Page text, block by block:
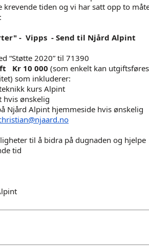
krevende tiden og vi har satt opp to
- Vipps - Send til Njård Alpint
“Støtte 2020” til 71390
Kr 10 000 (som enkelt kan utgiftsføres
som inkluderer:
kurs Alpint
hvis ønskelig
Njård Alpint hjemmeside hvis ønskelig
til å bidra på dugnaden og hjelpe
tid